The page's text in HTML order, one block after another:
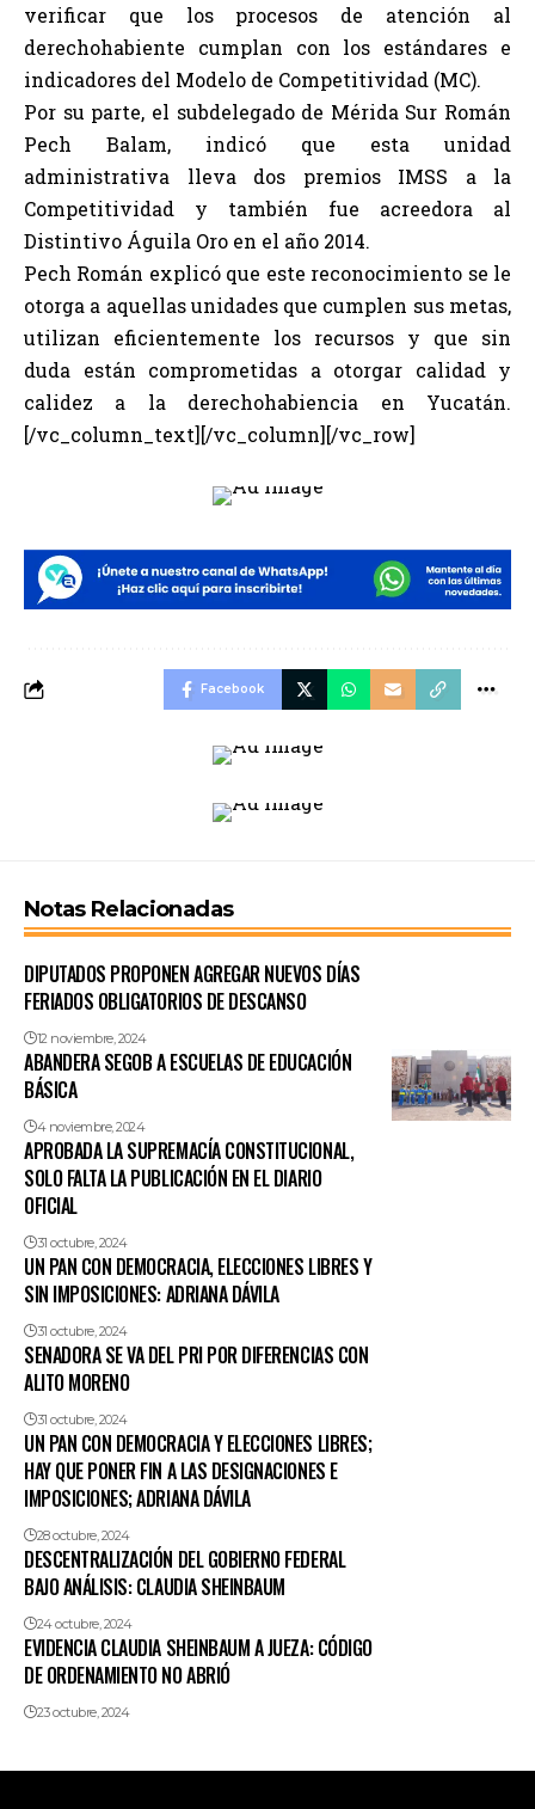
verificar que los procesos de atención al
derechohabiente cumplan con los estándares e
indicadores del Modelo de Competitividad (MC).
Por su parte, el subdelegado de Mérida Sur Román
Pech Balam, indicó que esta unidad
administrativa lleva dos premios IMSS a la
Competitividad y también fue acreedora al
Distintivo Águila Oro en el año 2014.
Pech Román explicó que este reconocimiento se le
otorga a aquellas unidades que cumplen sus metas,
utilizan eficientemente los recursos y que sin
duda están comprometidas a otorgar calidad y
calidez a la derechohabiencia en Yucatán.
[/vc_column_text][/vc_column][/vc_row]
Facebook
Notas Relacionadas
DIPUTADOS PROPONEN AGREGAR NUEVOS DÍAS
FERIADOS OBLIGATORIOS DE DESCANSO
12 noviembre, 2024
ABANDERA SEGOB A ESCUELAS DE EDUCACIÓN
BÁSICA
4 noviembre, 2024
APROBADA LA SUPREMACÍA CONSTITUCIONAL,
SOLO FALTA LA PUBLICACIÓN EN EL DIARIO
OFICIAL
31 octubre, 2024
UN PAN CON DEMOCRACIA, ELECCIONES LIBRES Y
SIN IMPOSICIONES: ADRIANA DÁVILA
31 octubre, 2024
SENADORA SE VA DEL PRI POR DIFERENCIAS CON
ALITO MORENO
31 octubre, 2024
UN PAN CON DEMOCRACIA Y ELECCIONES LIBRES;
HAY QUE PONER FIN A LAS DESIGNACIONES E
IMPOSICIONES; ADRIANA DÁVILA
28 octubre, 2024
DESCENTRALIZACIÓN DEL GOBIERNO FEDERAL
BAJO ANÁLISIS: CLAUDIA SHEINBAUM
24 octubre, 2024
EVIDENCIA CLAUDIA SHEINBAUM A JUEZA: CÓDIGO
DE ORDENAMIENTO NO ABRIÓ
23 octubre, 2024